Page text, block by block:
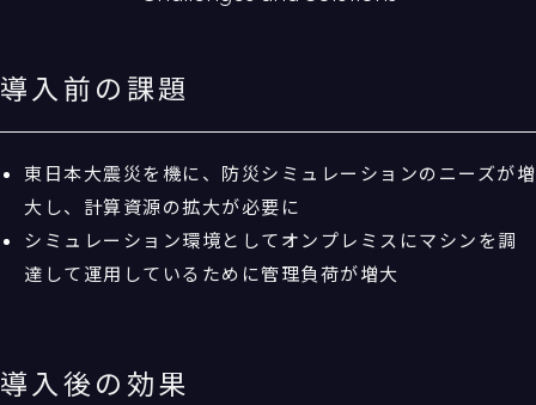
導入前の課題
東日本大震災を機に、防災シミュレーションのニーズが増
大し、計算資源の拡大が必要に
シミュレーション環境としてオンプレミスにマシンを調
達して運用しているために管理負荷が増大
導入後の効果